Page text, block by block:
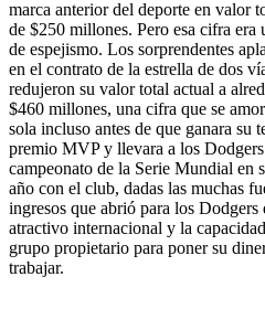
marca anterior del deporte en valor
de $250 millones. Pero esa cifra era
de espejismo. Los sorprendentes
en el contrato de la estrella de dos
redujeron su valor total actual a
$460 millones, una cifra que se
sola incluso antes de que ganara su
premio MVP y llevara a los
campeonato de la Serie Mundial en
año con el club, dadas las muchas
ingresos que abrió para los Dodgers
atractivo internacional y la
grupo propietario para poner su
trabajar.